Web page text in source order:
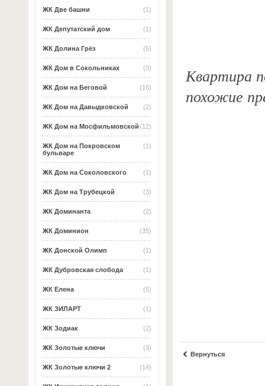
(1)
ЖК Две башни
(1)
ЖК Депутатский дом
(5)
ЖК Долина Грёз
(3)
ЖК Дом в Сокольниках
(16)
ЖК Дом на Беговой
(2)
ЖК Дом на Давыдковской
(12)
ЖК Дом на Мосфильмовской
(1)
ЖК Дом на Покровском
бульваре
(1)
ЖК Дом на Соколовского
(3)
ЖК Дом на Трубецкой
(2)
ЖК Доминанта
(35)
ЖК Доминион
(1)
ЖК Донской Олимп
(1)
ЖК Дубровская слобода
(5)
ЖК Елена
(1)
ЖК ЗИЛАРТ
(2)
ЖК Зодиак
(3)
ЖК Золотые ключи
(14)
ЖК Золотые ключи 2
Квартира
похожие
Вернуться